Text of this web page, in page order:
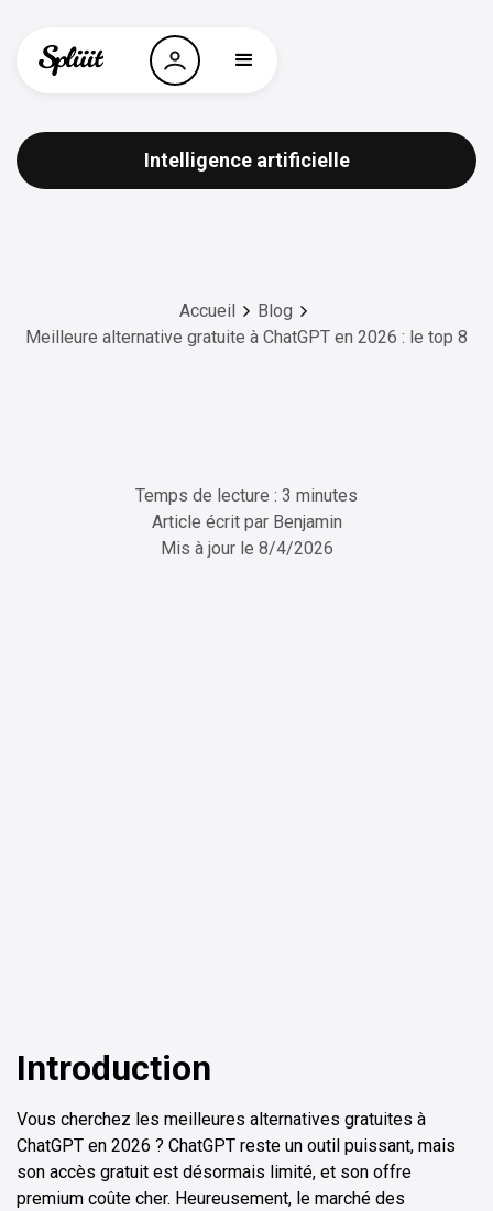
Intelligence artificielle
Accueil
Blog
Meilleure alternative gratuite à ChatGPT en 2026 : le top 8
Temps de lecture : 3 minutes
Article écrit par Benjamin
Mis à jour le 8/4/2026
Introduction
Vous cherchez les meilleures alternatives gratuites à
ChatGPT en 2026 ? ChatGPT reste un outil puissant, mais
son accès gratuit est désormais limité, et son offre
premium coûte cher. Heureusement, le marché des